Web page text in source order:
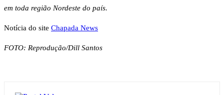
em toda região Nordeste do país.
Notícia do site Chapada News
FOTO: Reprodução/Dill Santos